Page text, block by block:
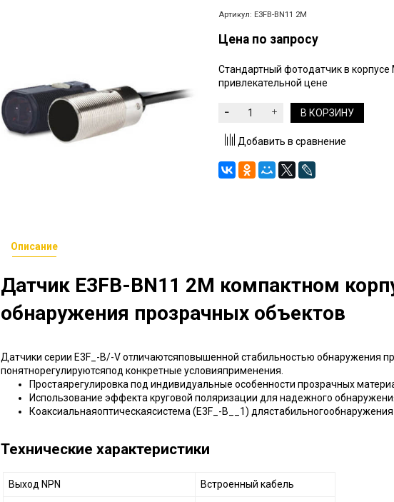
Артикул: E3FB-BN11 2M
Цена по запросу
Стандартный фотодатчик в корпусе
привлекательной цене
В КОРЗИНУ
Добавить в сравнение
Описание
Датчик E3FB-BN11 2M компактном
обнаружения прозрачных объектов
Датчики серии E3F_-B/-V отличаютсяповышенной стабильностью обнаружения
понятнорегулируютсяпод конкретные условияприменения.
Простаярегулировка под индивидуальные особенности прозрачных
Использование эффекта круговой поляризации для надежного
Коаксиальнаяоптическаясистема (E3F_-B__1)
Технические характеристики
Выход NPN Встроенный кабель